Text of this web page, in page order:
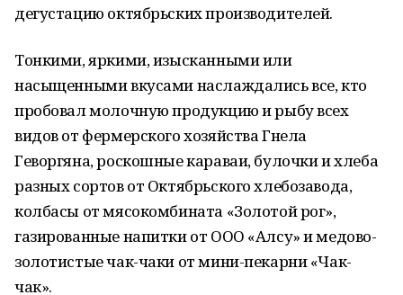
дегустацию октябрьских производителей.
Тонкими, яркими, изысканными или
насыщенными вкусами наслаждались все, кто
пробовал молочную продукцию и рыбу всех
видов от фермерского хозяйства Гнела
Геворгяна, роскошные караваи, булочки и хлеба
разных сортов от Октябрьского хлебозавода,
колбасы от мясокомбината «Золотой рог»,
газированные напитки от ООО «Алсу» и медово-
золотистые чак-чаки от мини-пекарни «Чак-
чак».